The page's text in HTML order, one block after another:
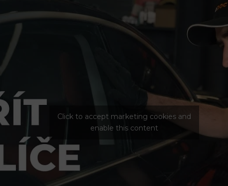
Click to accept marketing cookies and
enable this content